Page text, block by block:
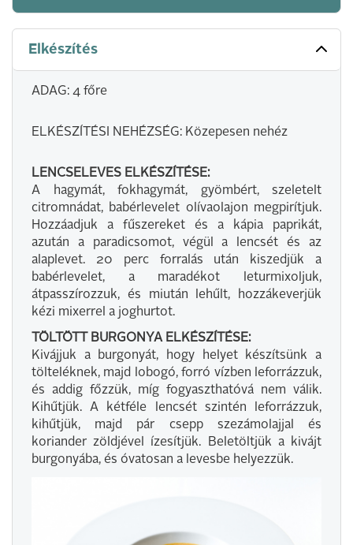
Elkészítés
ADAG: 4 főre
ELKÉSZÍTÉSI NEHÉZSÉG: Közepesen nehéz
LENCSELEVES ELKÉSZÍTÉSE:
A hagymát, fokhagymát, gyömbért, szeletelt
citromnádat, babérlevelet olívaolajon megpirítjuk.
Hozzáadjuk a fűszereket és a kápia paprikát,
azután a paradicsomot, végül a lencsét és az
alaplevet. 20 perc forralás után kiszedjük a
babérlevelet, a maradékot leturmixoljuk,
átpasszírozzuk, és miután lehűlt, hozzákeverjük
kézi mixerrel a joghurtot.
TÖLTÖTT BURGONYA ELKÉSZÍTÉSE:
Kivájjuk a burgonyát, hogy helyet készítsünk a
tölteléknek, majd lobogó, forró vízben leforrázzuk,
és addig főzzük, míg fogyaszthatóvá nem válik.
Kihűtjük. A kétféle lencsét szintén leforrázzuk,
kihűtjük, majd pár csepp szezámolajjal és
koriander zöldjével ízesítjük. Beletöltjük a kivájt
burgonyába, és óvatosan a levesbe helyezzük.